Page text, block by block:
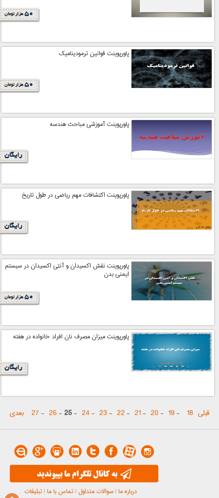
50 هزار تومان
پاورپوینت قوانین ترمودینامیک
50 هزار تومان
پاورپوینت آموزشی مباحث هندسه
رایگان
پاورپوینت اکتشافات مهم ریاضی در طول تاریخ
رایگان
پاورپوینت نقش اکسیدان و آنتی اکسیدان در سیستم
ایمنی بدن
50 هزار تومان
پاورپوینت میزان مصرف نان افراد خانواده در هفته
رایگان
قبلی 18
-
19
-
20
-
21
-
22
-
23
-
24
-
25
-
26
-
27 بعدی
درباره ما |سوالات متداول |تماس با ما |تبلیغات